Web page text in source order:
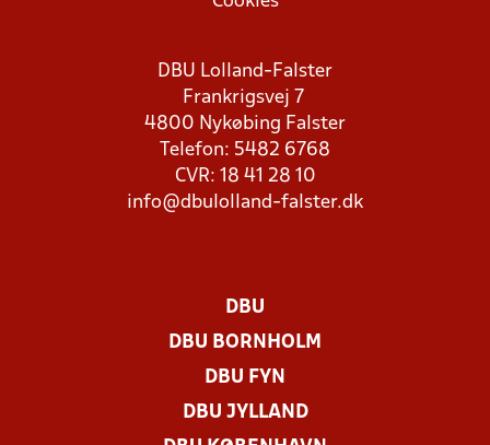
DBU Lolland-Falster
Frankrigsvej 7
4800 Nykøbing Falster
Telefon: 5482 6768
CVR: 18 41 28 10
info@dbulolland-falster.dk
DBU
DBU BORNHOLM
DBU FYN
DBU JYLLAND